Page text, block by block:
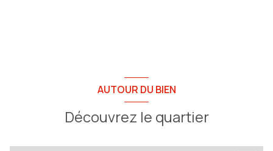
AUTOUR DU BIEN
Découvrez le quartier